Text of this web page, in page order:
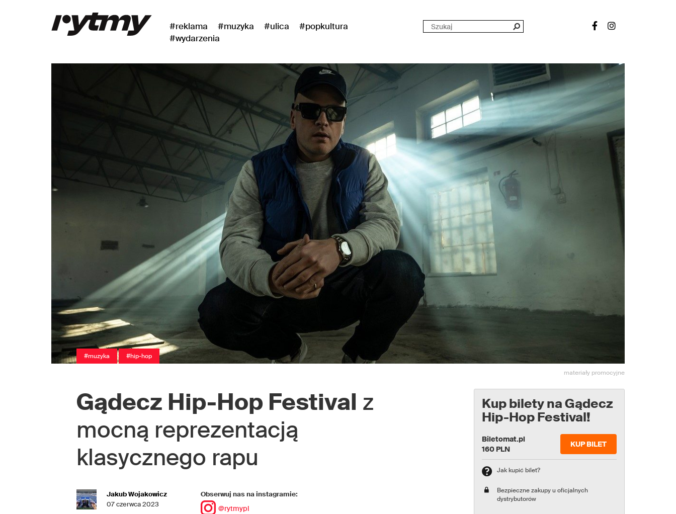
#reklama #muzyka #ulica
#popkultura
#wydarzenia
#muzyka #hip-hop
materiały promocyjne
Gądecz Hip-Hop Festival z
mocną reprezentacją
klasycznego rapu
Jakub Wojakowicz
07 czerwca 2023
Obserwuj nas na instagramie:
@rytmypl
Kup bilety na Gądecz
Hip-Hop Festival!
Biletomat.pl
160 PLN
KUP BILET
Jak kupić bilet?
Bezpieczne zakupy u oficjalnych
dystrybutorów